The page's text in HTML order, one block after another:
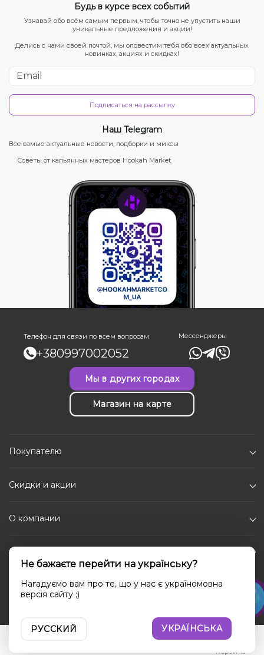
Корзина
Будь в курсе всех событий
Узнавай обо всём самым первым, чтобы точно не упустить наши
уникальные предложения и акции!
Делись с нами своей почтой, мы оповестим тебя обо всех актуальных
новинках, акциях и скидках!
Подписаться на рассылку
Наш Telegram
Все самые актуальные новости, подборки и миксы
Советы от кальянных мастеров Hookah Market
Телефон для связи по всем вопросам
+380997002052
Мессенджеры
Мы в других городах
Магазин на карте
Покупателю
Скидки и акции
О компании
Каталог
Социальные сети
Не бажаєте перейти на українську?
Нагадуємо вам про те, що у нас є україномовна
версія сайту ;)
РУССКИЙ УКРАЇНСЬКА